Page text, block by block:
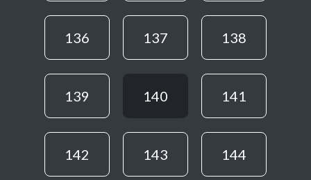
136 137 138
139 140 141
142 143 144